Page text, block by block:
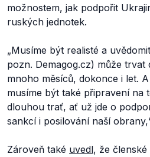
možnostem, jak podpořit
ruských jednotek.
„Musíme být realisté a
pozn. Demagog.cz) může
mnoho měsíců, dokonce i let.
musíme být také připravení na
dlouhou trať, ať už jde o
sankcí i posilování naší
Zároveň také uvedl, že členské